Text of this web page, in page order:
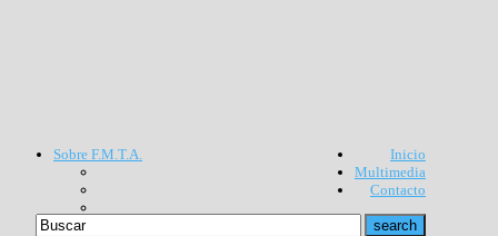
Inicio
Multimedia
Contacto
Sobre F.M.T.A.